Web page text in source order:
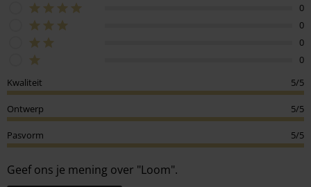
0
0
0
0
Kwaliteit
5/5
Ontwerp 5/5
Pasvorm 5/5
Geef ons je mening over "Loom".